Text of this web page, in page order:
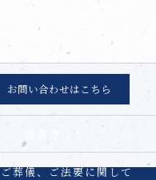
お問い合わせはこちら
ご葬儀、ご法要に関して